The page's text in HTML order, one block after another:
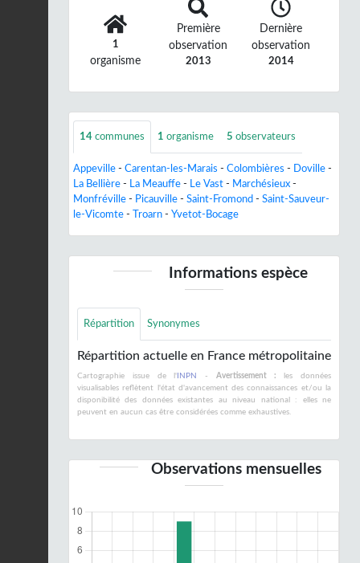
1
organisme
Première
observation
2013
Dernière
observation
2014
14 communes 1 organisme 5 observateurs
Appeville - Carentan-les-Marais - Colombières - Doville -
La Bellière - La Meauffe - Le Vast - Marchésieux -
Monfréville - Picauville - Saint-Fromond - Saint-Sauveur-
le-Vicomte - Troarn - Yvetot-Bocage
Informations espèce
Répartition Synonymes
Répartition actuelle en France métropolitaine
Cartographie issue de l' INPN - Avertissement : les données
visualisables reflètent l'état d'avancement des connaissances et/ou la
disponibilité des données existantes au niveau national : elles ne
peuvent en aucun cas être considérées comme exhaustives.
Observations mensuelles